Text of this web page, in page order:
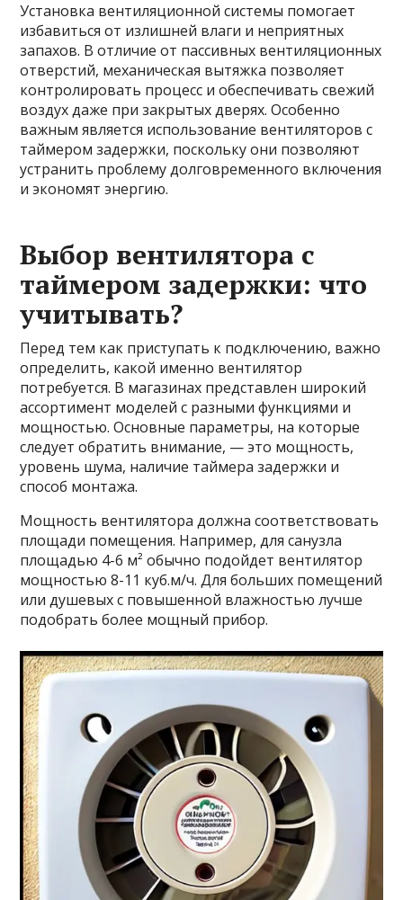
Установка вентиляционной системы помогает
избавиться от излишней влаги и неприятных
запахов. В отличие от пассивных вентиляционных
отверстий, механическая вытяжка позволяет
контролировать процесс и обеспечивать свежий
воздух даже при закрытых дверях. Особенно
важным является использование вентиляторов с
таймером задержки, поскольку они позволяют
устранить проблему долговременного включения
и экономят энергию.
Выбор вентилятора с
таймером задержки: что
учитывать?
Перед тем как приступать к подключению, важно
определить, какой именно вентилятор
потребуется. В магазинах представлен широкий
ассортимент моделей с разными функциями и
мощностью. Основные параметры, на которые
следует обратить внимание, — это мощность,
уровень шума, наличие таймера задержки и
способ монтажа.
Мощность вентилятора должна соответствовать
площади помещения. Например, для санузла
площадью 4-6 м² обычно подойдет вентилятор
мощностью 8-11 куб.м/ч. Для больших помещений
или душевых с повышенной влажностью лучше
подобрать более мощный прибор.